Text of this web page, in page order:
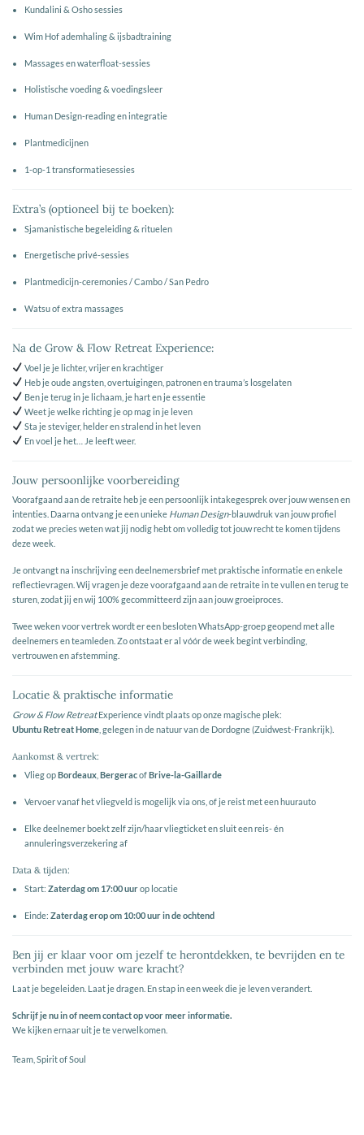
Kundalini & Osho sessies
Wim Hof ademhaling & ijsbadtraining
Massages en waterfloat-sessies
Holistische voeding & voedingsleer
Human Design-reading en integratie
Plantmedicijnen
1-op-1 transformatiesessies
Extra’s (optioneel bij te boeken):
Sjamanistische begeleiding & rituelen
Energetische privé-sessies
Plantmedicijn-ceremonies / Cambo / San Pedro
Watsu of extra massages
Na de Grow & Flow Retreat Experience:
Voel je je lichter, vrijer en krachtiger
Heb je oude angsten, overtuigingen, patronen en trauma’s losgelaten
Ben je terug in je lichaam, je hart en je essentie
Weet je welke richting je op mag in je leven
Sta je steviger, helder en stralend in het leven
En voel je het… Je leeft weer.
Jouw persoonlijke voorbereiding
Voorafgaand aan de retraite heb je een persoonlijk intakegesprek over jouw wensen en
intenties. Daarna ontvang je een unieke Human Design-blauwdruk van jouw profiel
zodat we precies weten wat jij nodig hebt om volledig tot jouw recht te komen tijdens
deze week.
Je ontvangt na inschrijving een deelnemersbrief met praktische informatie en enkele
reflectievragen. Wij vragen je deze voorafgaand aan de retraite in te vullen en terug te
sturen, zodat jij en wij 100% gecommitteerd zijn aan jouw groeiproces.
Twee weken voor vertrek wordt er een besloten WhatsApp-groep geopend met alle
deelnemers en teamleden. Zo ontstaat er al vóór de week begint verbinding,
vertrouwen en afstemming.
Locatie & praktische informatie
Grow & Flow RetreatExperience vindt plaats op onze magische plek:
Ubuntu Retreat Home , gelegen in de natuur van de Dordogne (Zuidwest-Frankrijk).
Aankomst & vertrek:
Vlieg opBordeaux, BergeracofBrive-la-Gaillarde
Vervoer vanaf het vliegveld is mogelijk via ons, of je reist met een huurauto
Elke deelnemer boekt zelf zijn/haar vliegticket en sluit een reis- én
annuleringsverzekering af
Data & tijden:
Start: Zaterdag om 17:00 uurop locatie
Einde: Zaterdag erop om 10:00 uur in de ochtend
Ben jij er klaar voor om jezelf te herontdekken, te bevrijden en te
verbinden met jouw ware kracht?
Laat je begeleiden. Laat je dragen. En stap in een week die je leven verandert.
Schrijf je nu in of neem contact op voor meer informatie.
We kijken ernaar uit je te verwelkomen.
Team, Spirit of Soul